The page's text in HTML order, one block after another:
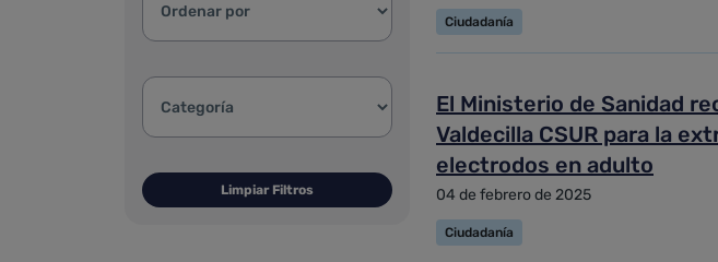
Categoría de la noticia:
Limpiar Filtros
Ciudadanía
El Ministerio de Sanidad
Valdecilla CSUR para la
electrodos en adulto
04 de febrero de 2025
Ciudadanía